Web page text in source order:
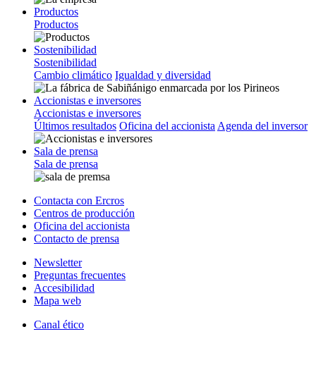
Productos
Productos
Sostenibilidad
Sostenibilidad
Cambio climático Igualdad y diversidad
Accionistas e inversores
Accionistas e inversores
Últimos resultados Oficina del accionista Agenda del inversor
Sala de prensa
Sala de prensa
Contacta con Ercros
Centros de producción
Oficina del accionista
Contacto de prensa
Newsletter
Preguntas frecuentes
Accesibilidad
Mapa web
Canal ético